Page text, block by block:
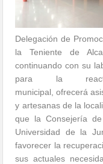
Delegación de
la Teniente de
continuando con su
para la
municipal, ofrecerá
y artesanas de la
que la Consejería
Universidad de la
favorecer la
sus actuales